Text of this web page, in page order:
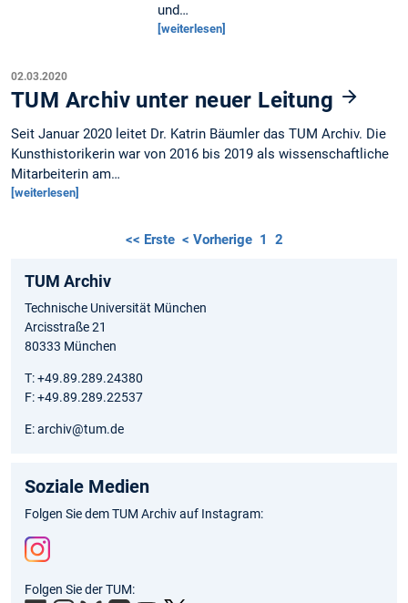
und…
[weiterlesen]
02.03.2020
TUM Archiv unter neuer Leitung
Seit Januar 2020 leitet Dr. Katrin Bäumler das TUM Archiv. Die
Kunsthistorikerin war von 2016 bis 2019 als wissenschaftliche
Mitarbeiterin am…
[weiterlesen]
<< Erste < Vorherige 1 2
TUM Archiv
Technische Universität München
Arcisstraße 21
80333 München
T: +49.89.289.24380
F: +49.89.289.22537
E: archiv@tum.de
Soziale Medien
Folgen Sie dem TUM Archiv auf Instagram:
agr
Folgen Sie der TUM: